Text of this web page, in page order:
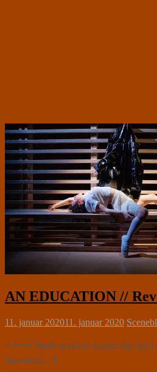
AN EDUCATION //
11. januar 202011. januar 2020
⭐⭐⭐⭐ Stærk ungdom kigger dig
historien,[…]